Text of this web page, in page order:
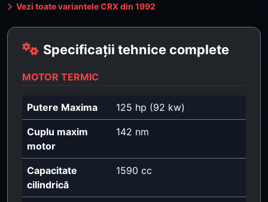
Vezi toate variantele CRX din 1992
Specificații tehnice complete
MOTOR TERMIC
Putere Maxima 125 hp (92 kw)
Cuplu maxim
motor
142 nm
Capacitate
cilindrică
1590 cc